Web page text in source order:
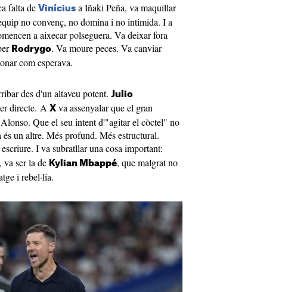
falta de Vinícius a Iñaki Peña, va maquillar
no convenç, no domina i no intimida. I a
a aixecar polseguera. Va deixar fora
Rodrygo. Va moure peces. Va canviar
com esperava.
des d'un altaveu potent. Julio
directe. A X va assenyalar que el gran
Que el seu intent d'"agitar el còctel" no
un altre. Més profund. Més estructural.
I va subratllar una cosa important:
va ser la de Kylian Mbappé, que malgrat no
i rebel·lia.